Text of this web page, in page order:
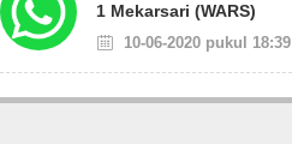
1 Mekarsari (WARS)
10-06-2020 pukul 18:39